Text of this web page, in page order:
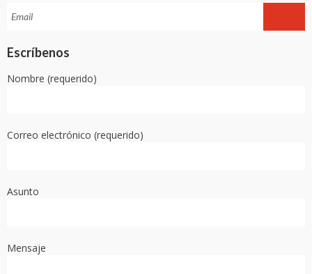
Escríbenos
Nombre (requerido)
Correo electrónico (requerido)
Asunto
Mensaje